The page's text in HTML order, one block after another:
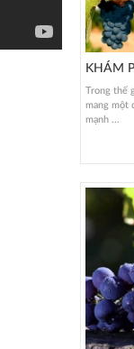
KHÁM
Trong thế
mang một
mạnh ...